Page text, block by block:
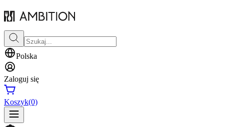
Polska
Zaloguj się
Koszyk(0)